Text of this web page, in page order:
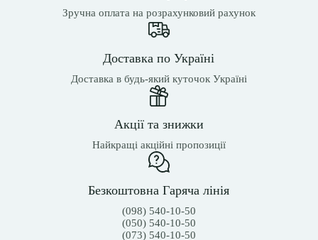
Зручна оплата на розрахунковий рахунок
Доставка по Україні
Доставка в будь-який куточок Україні
Акції та знижки
Найкращі акційні пропозиції
Безкоштовна Гаряча лінія
(098) 540-10-50
(050) 540-10-50
(073) 540-10-50